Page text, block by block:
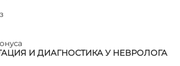
И ДИАГНОСТИКА У НЕВРОЛОГА